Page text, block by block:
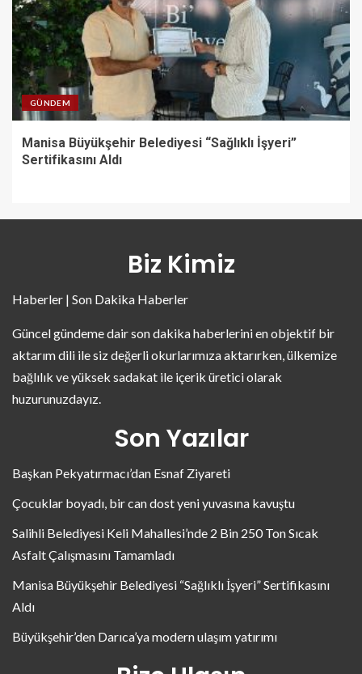
GÜNDEM
Manisa Büyükşehir Belediyesi “Sağlıklı İşyeri”
Sertifikasını Aldı
Biz Kimiz
Haberler | Son Dakika Haberler
Güncel gündeme dair son dakika haberlerini en objektif bir
aktarım dili ile siz değerli okurlarımıza aktarırken, ülkemize
bağlılık ve yüksek sadakat ile içerik üretici olarak
huzurunuzdayız.
Son Yazılar
Başkan Pekyatırmacı’dan Esnaf Ziyareti
Çocuklar boyadı, bir can dost yeni yuvasına kavuştu
Salihli Belediyesi Keli Mahallesi’nde 2 Bin 250 Ton Sıcak
Asfalt Çalışmasını Tamamladı
Manisa Büyükşehir Belediyesi “Sağlıklı İşyeri” Sertifikasını
Aldı
Büyükşehir’den Darıca’ya modern ulaşım yatırımı